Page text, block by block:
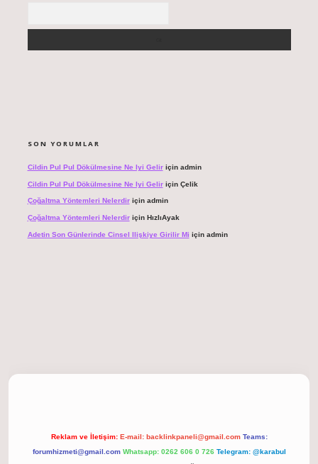
SON YORUMLAR
Cildin Pul Pul Dökülmesine Ne Iyi Geliriçin admin
Cildin Pul Pul Dökülmesine Ne Iyi Geliriçin Çelik
Çoğaltma Yöntemleri Nelerdiriçin admin
Çoğaltma Yöntemleri Nelerdiriçin HızlıAyak
Adetin Son Günlerinde Cinsel Ilişkiye Girilir Mi için admin
Reklam ve İletişim: E-mail: backlinkpaneli@gmail.com Teams:
forumhizmeti@gmail.com Whatsapp: 0262 606 0 726 Telegram: @karabul